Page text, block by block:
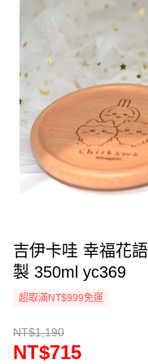
吉伊卡哇 幸福花
製 350ml yc369
超取滿NT$999免運
NT$1,190
NT$715